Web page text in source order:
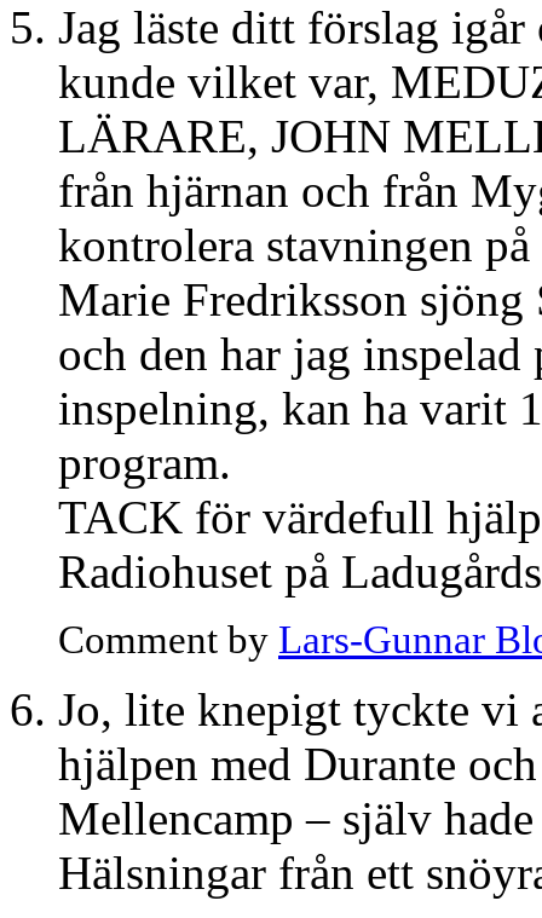
Jag läste ditt förslag
kunde vilket var,
LÄRARE, JOHN
från hjärnan och från
kontrolera stavningen
Marie Fredriksson sjöng
och den har jag
inspelning, kan ha varit
program.
TACK för värdefull
Radiohuset på
Comment by Lars-Gunnar
Jo, lite knepigt tyckte vi
hjälpen med Durante
Mellencamp – själv
Hälsningar från ett